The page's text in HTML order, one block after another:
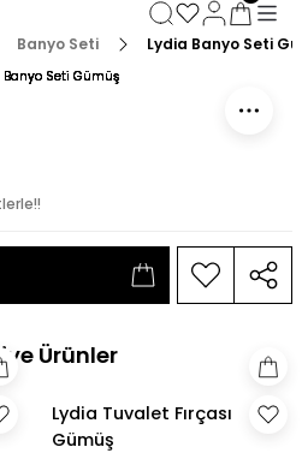
Bedava! 2
Bedava!
Bedava!
Banyo Seti Lydia Banyo Seti
Ürünler
Lydia Tuvalet Fırçası
Gümüş